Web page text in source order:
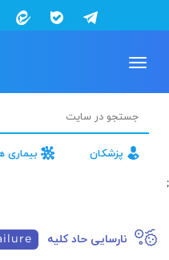
Toggle
پزشکان بیماری
;
نارسایی حاد کلیه